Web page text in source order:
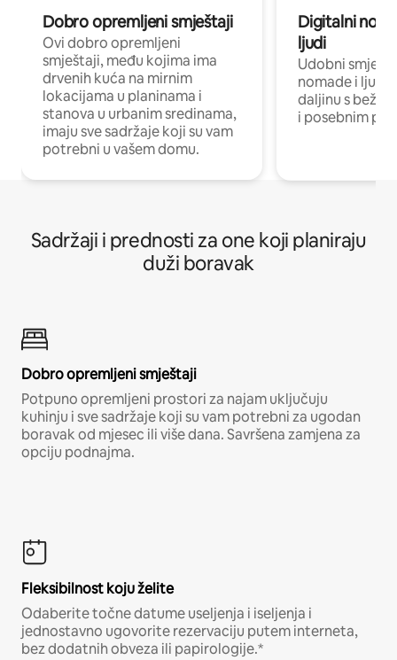
Dobro opremljeni smještaji
Ovi dobro opremljeni
smještaji, među kojima ima
drvenih kuća na mirnim
lokacijama u planinama i
stanova u urbanim sredinama,
imaju sve sadržaje koji su vam
potrebni u vašem domu.
Digitalni
ljudi
Udobni
nomade i ljude
daljinu s
i posebnim
Sadržaji i prednosti za one koji planiraju
duži boravak
Dobro opremljeni smještaji
Potpuno opremljeni prostori za najam uključuju
kuhinju i sve sadržaje koji su vam potrebni za ugodan
boravak od mjesec ili više dana. Savršena zamjena za
opciju podnajma.
Fleksibilnost koju želite
Odaberite točne datume useljenja i iseljenja i
jednostavno ugovorite rezervaciju putem interneta,
bez dodatnih obveza ili papirologije.*